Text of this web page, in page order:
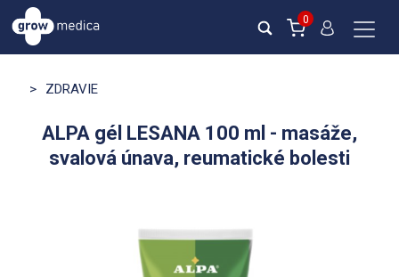
0
> ZDRAVIE
ALPA gél LESANA 100 ml - masáže,
svalová únava, reumatické bolesti